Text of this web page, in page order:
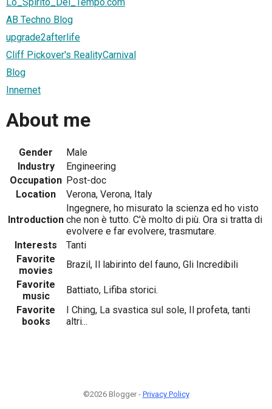
AB Techno Blog
upgrade2afterlife
Cliff Pickover's RealityCarnival
Blog
Innernet
About me
Gender
Male
Industry
Engineering
Occupation Post-doc
Location
Verona, Verona, Italy
Introduction
Ingegnere, ho misurato la scienza ed ho visto
che non è tutto. C'è molto di più. Ora si tratta di
evolvere e far evolvere, trasmutare.
Interests
Tanti
Favorite
movies
Brazil, Il labirinto del fauno, Gli Incredibili
Favorite
music
Battiato, Lifiba storici.
Favorite
books
I Ching, La svastica sul sole, Il profeta, tanti
altri...
©2026 Blogger - Privacy Policy